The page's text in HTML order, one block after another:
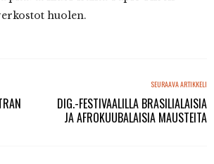
huolen.
SEURAAVA ARTIKKELI
DIG.-FESTIVAALILLA BRASILIALAISIA
JA AFROKUUBALAISIA MAUSTEITA